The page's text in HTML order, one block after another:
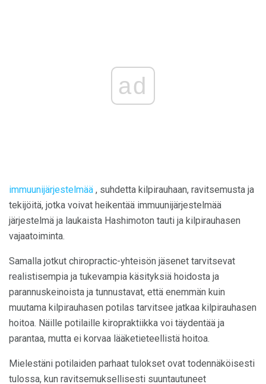
ad
immuunijärjestelmää , suhdetta kilpirauhaan, ravitsemusta ja
tekijöitä, jotka voivat heikentää immuunijärjestelmää
järjestelmä ja laukaista Hashimoton tauti ja kilpirauhasen
vajaatoiminta.
Samalla jotkut chiropractic-yhteisön jäsenet tarvitsevat
realistisempia ja tukevampia käsityksiä hoidosta ja
parannuskeinoista ja tunnustavat, että enemmän kuin
muutama kilpirauhasen potilas tarvitsee jatkaa kilpirauhasen
hoitoa. Näille potilaille kiropraktiikka voi täydentää ja
parantaa, mutta ei korvaa lääketieteellistä hoitoa.
Mielestäni potilaiden parhaat tulokset ovat todennäköisesti
tulossa, kun ravitsemuksellisesti suuntautuneet